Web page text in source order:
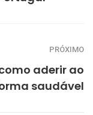
PRÓXIMO
aderir ao
saudável